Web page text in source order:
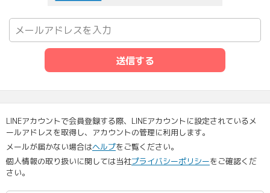
送信する
LINEアカウントで会員登録する際、LINEアカウントに設定されているメ
ールアドレスを取得し、アカウントの管理に利用します。
メールが届かない場合はヘルプをご覧ください。
個人情報の取り扱いに関しては当社プライバシーポリシーをご確認くだ
さい。